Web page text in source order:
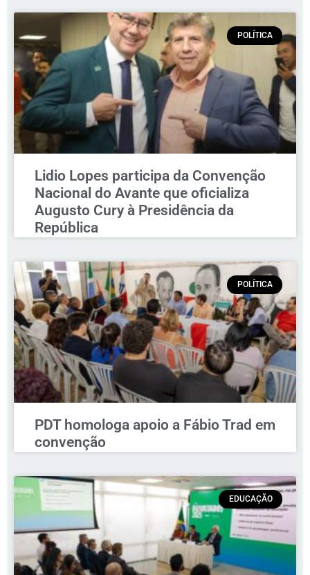
POLÍTICA
Lidio Lopes participa da Convenção
Nacional do Avante que oficializa
Augusto Cury à Presidência da
República
POLÍTICA
PDT homologa apoio a Fábio Trad em
convenção
EDUCAÇÃO